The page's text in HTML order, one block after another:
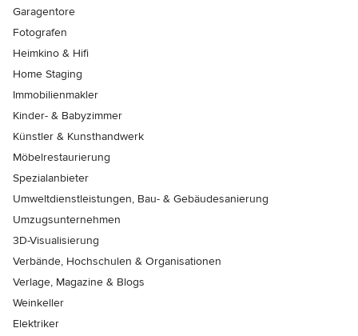
Garagentore
Fotografen
Heimkino & Hifi
Home Staging
Immobilienmakler
Kinder- & Babyzimmer
Künstler & Kunsthandwerk
Möbelrestaurierung
Spezialanbieter
Umweltdienstleistungen, Bau- & Gebäudesanierung
Umzugsunternehmen
3D-Visualisierung
Verbände, Hochschulen & Organisationen
Verlage, Magazine & Blogs
Weinkeller
Elektriker